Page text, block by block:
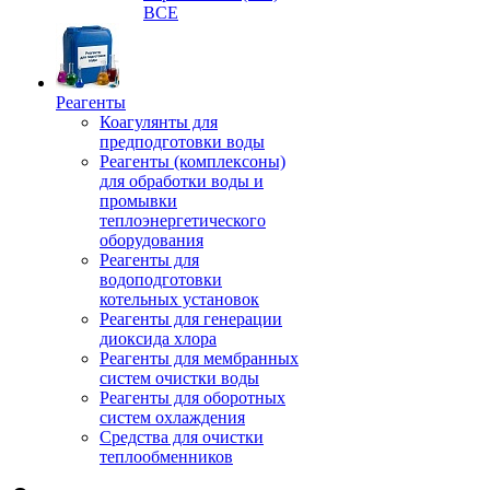
ВСЕ
Реагенты
Коагулянты для
предподготовки воды
Реагенты (комплексоны)
для обработки воды и
промывки
теплоэнергетического
оборудования
Реагенты для
водоподготовки
котельных установок
Реагенты для генерации
диоксида хлора
Реагенты для мембранных
систем очистки воды
Реагенты для оборотных
систем охлаждения
Средства для очистки
теплообменников